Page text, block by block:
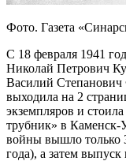
Фото. Газета
С 18 февраля 1941
Николай Петрович
Василий Степанович
выходила на 2
экземпляров и
трубник» в Каменск-
войны вышло только
года), а затем